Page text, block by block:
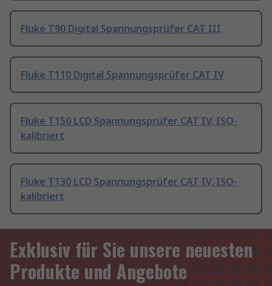
Fluke T90 Digital Spannungsprüfer CAT III
Fluke T110 Digital Spannungsprüfer CAT IV
Fluke T150 LCD Spannungsprüfer CAT IV, ISO-
kalibriert
Fluke T130 LCD Spannungsprüfer CAT IV, ISO-
kalibriert
Exklusiv für Sie unsere neuesten
Produkte und Angebote